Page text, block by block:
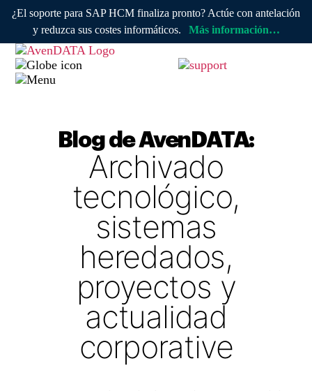
¿El soporte para SAP HCM finaliza pronto? Actúe con antelación
y reduzca sus costes informáticos.
Más información…
Blog de AvenDATA:
Archivado
tecnológico,
sistemas
heredados,
proyectos y
actualidad
corporative